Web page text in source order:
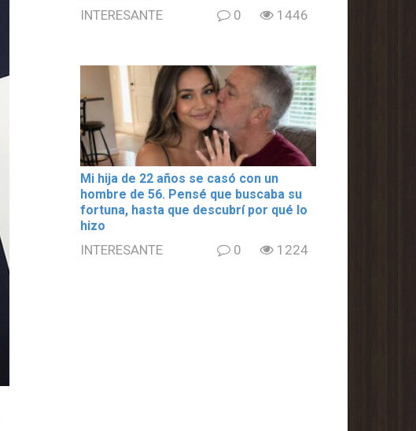
INTERESANTE 0 1446
Mi hija de 22 años se casó con un
hombre de 56. Pensé que buscaba su
fortuna, hasta que descubrí por qué lo
hizo
INTERESANTE 0 1224